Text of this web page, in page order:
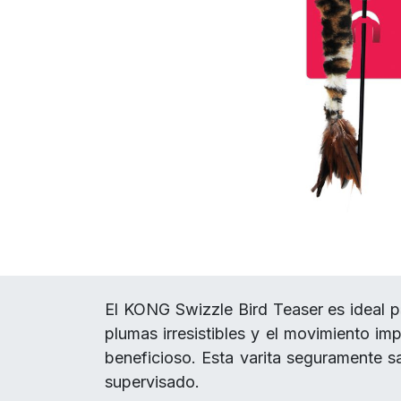
El KONG Swizzle Bird Teaser es
plumas irresistibles y el movimiento
beneficioso. Esta varita seguramente
supervisado.